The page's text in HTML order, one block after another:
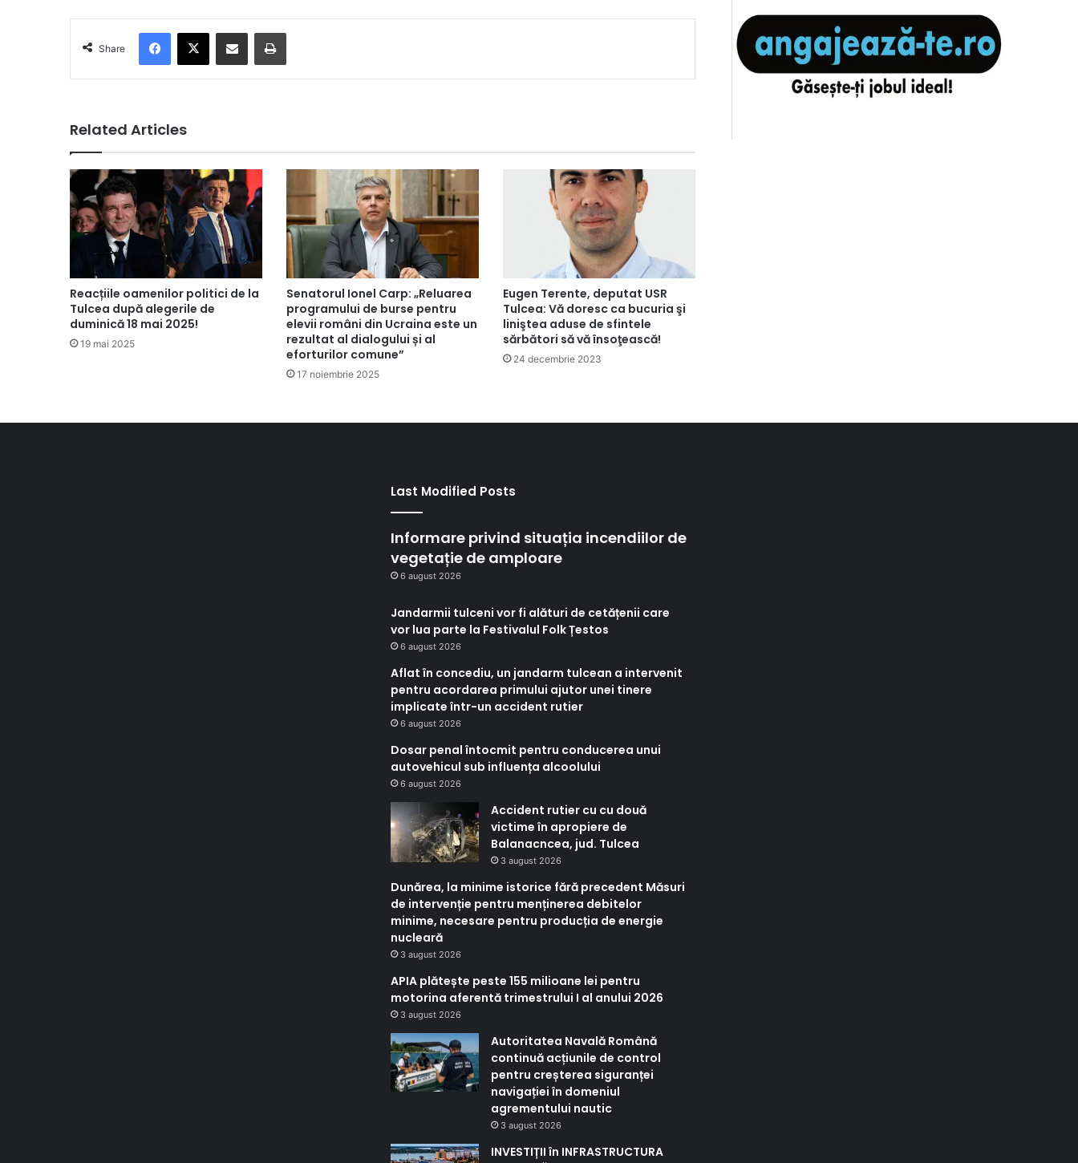
Share
Related Articles
Reacțiile oamenilor politici de la
Tulcea după alegerile de
duminică 18 mai 2025!
19 mai 2025
Senatorul Ionel Carp: „Reluarea
programului de burse pentru
elevii români din Ucraina este un
rezultat al dialogului și al
eforturilor comune”
17 noiembrie 2025
Eugen Terente, deputat USR
Tulcea: Vă doresc ca bucuria şi
liniştea aduse de sfintele
sărbători să vă însoţească!
24 decembrie 2023
Last Modified Posts
Informare privind situația incendiilor de
vegetație de amploare
6 august 2026
Jandarmii tulceni vor fi alături de cetățenii care
vor lua parte la Festivalul Folk Țestos
6 august 2026
Aflat în concediu, un jandarm tulcean a intervenit
pentru acordarea primului ajutor unei tinere
implicate într-un accident rutier
6 august 2026
Dosar penal întocmit pentru conducerea unui
autovehicul sub influența alcoolului
6 august 2026
Accident rutier cu cu două
victime în apropiere de
Balanacncea, jud. Tulcea
3 august 2026
Dunărea, la minime istorice fără precedent Măsuri
de intervenție pentru menținerea debitelor
minime, necesare pentru producția de energie
nucleară
3 august 2026
APIA plătește peste 155 milioane lei pentru
motorina aferentă trimestrului I al anului 2026
3 august 2026
Autoritatea Navală Română
continuă acțiunile de control
pentru creșterea siguranței
navigației în domeniul
agrementului nautic
3 august 2026
INVESTIȚII în INFRASTRUCTURA